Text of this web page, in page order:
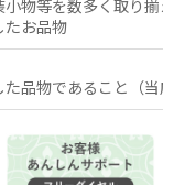
物等を数多く取り揃
たお品物
品物であること（当